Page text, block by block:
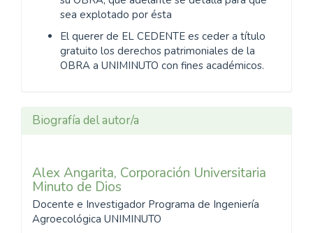
sea explotado por ésta
El querer de EL CEDENTE es ceder a título
gratuito los derechos patrimoniales de la
OBRA a UNIMINUTO con fines académicos.
Biografía del autor/a
Alex Angarita, Corporación Universitaria
Minuto de Dios
Docente e Investigador Programa de Ingeniería
Agroecológica UNIMINUTO